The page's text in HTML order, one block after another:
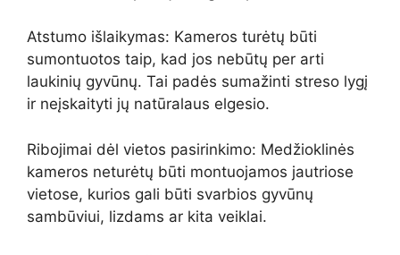
Atstumo išlaikymas: Kameros turėtų būti
sumontuotos taip, kad jos nebūtų per arti
laukinių gyvūnų. Tai padės sumažinti streso lygį
ir neįskaityti jų natūralaus elgesio.
Ribojimai dėl vietos pasirinkimo: Medžioklinės
kameros neturėtų būti montuojamos jautriose
vietose, kurios gali būti svarbios gyvūnų
sambūviui, lizdams ar kita veiklai.